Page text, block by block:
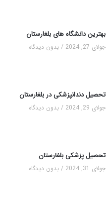
بهترین دانشگاه های بلغارستان
جولای 27, 2024 بدون دیدگاه
تحصیل دندانپزشکی در بلغارستان
جولای 29, 2024 بدون دیدگاه
تحصیل پزشکی بلغارستان
جولای 31, 2024 بدون دیدگاه